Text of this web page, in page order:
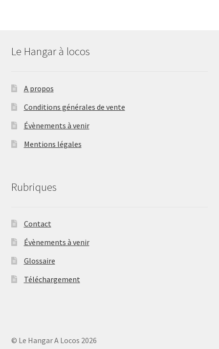
Le Hangar à locos
A propos
Conditions générales de vente
Évènements à venir
Mentions légales
Rubriques
Contact
Évènements à venir
Glossaire
Téléchargement
© Le Hangar A Locos 2026